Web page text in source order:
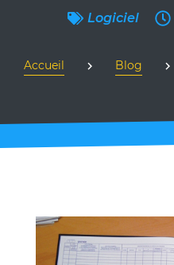
Logiciel
Accueil Blog